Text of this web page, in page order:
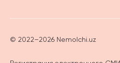
© 2022–2026 Nemolchi.uz